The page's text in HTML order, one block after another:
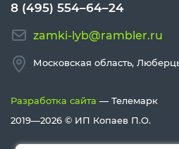
8 (495) 554–64–24
zamki-lyb@rambler.ru
Московская область,
Разработка сайта — Телемарк
2019—2026 © ИП Копаев П.О.